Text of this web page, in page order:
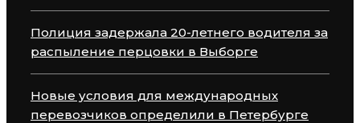
Полиция задержала 20-летнего водителя за
распыление перцовки в Выборге
Новые условия для международных
перевозчиков определили в Петербурге